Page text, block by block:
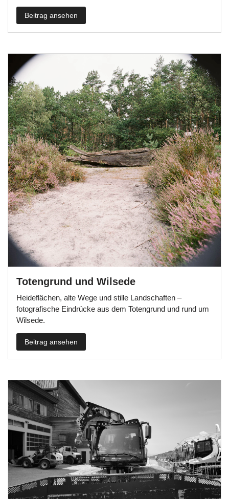
Beitrag ansehen
Totengrund und Wilsede
Heideflächen, alte Wege und stille Landschaften –
fotografische Eindrücke aus dem Totengrund und rund um
Wilsede.
Beitrag ansehen